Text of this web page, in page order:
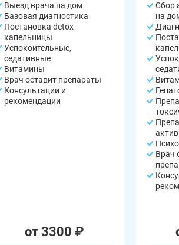
Выезд врача на дом
Базовая диагностика
Постановка detox
капельницы
Успокоительные,
седативные
Витамины
Врач оставит препараты
Консультации и
рекомендации
от 3300 ₽
Сбор
на
Врач